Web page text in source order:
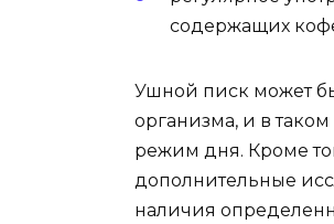
содержащих
Ушной писк может
организма, и в
режим дня. Кроме
дополнительные
наличия